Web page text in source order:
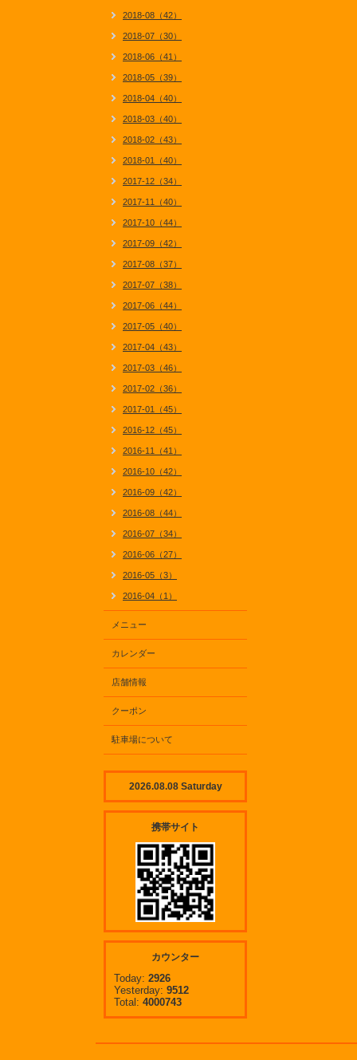
2018-08（42）
2018-07（30）
2018-06（41）
2018-05（39）
2018-04（40）
2018-03（40）
2018-02（43）
2018-01（40）
2017-12（34）
2017-11（40）
2017-10（44）
2017-09（42）
2017-08（37）
2017-07（38）
2017-06（44）
2017-05（40）
2017-04（43）
2017-03（46）
2017-02（36）
2017-01（45）
2016-12（45）
2016-11（41）
2016-10（42）
2016-09（42）
2016-08（44）
2016-07（34）
2016-06（27）
2016-05（3）
2016-04（1）
メニュー
カレンダー
店舗情報
クーポン
駐車場について
2026.08.08 Saturday
携帯サイト
カウンター
Today: 2926
Yesterday: 9512
Total: 4000743